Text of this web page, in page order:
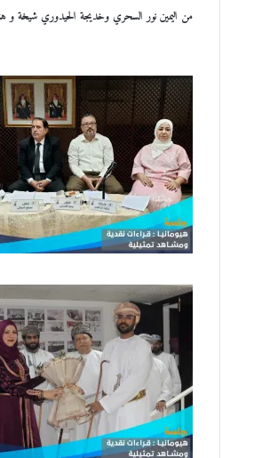
من اليمين نور السحري وخديجة الحيدوري شيخة و